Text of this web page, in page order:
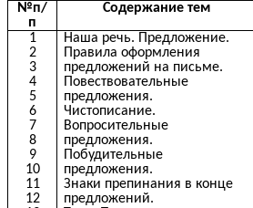
№п/
п
Содержание тем
1
2
3
4
5
6
7
8
9
10
11
12
Наша речь. Предложение.
Правила оформления
предложений на письме.
Повествовательные
предложения.
Чистописание.
Вопросительные
предложения.
Побудительные
предложения.
Знаки препинания в конце
предложений.